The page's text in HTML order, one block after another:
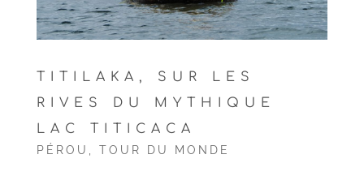
TITILAKA, SUR LES
RIVES DU MYTHIQUE
LAC TITICACA
PÉROU TOUR DU MONDE